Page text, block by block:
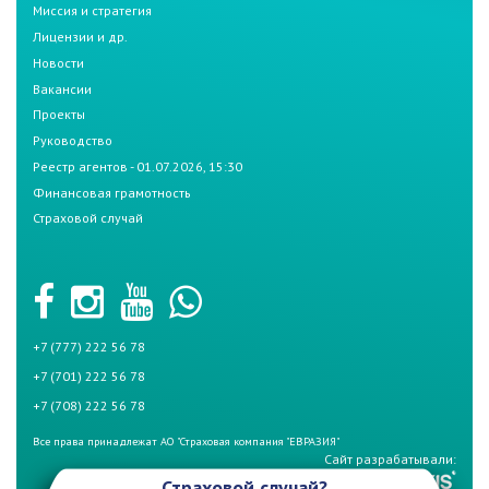
Миссия и стратегия
Лицензии и др.
Новости
Вакансии
Проекты
Руководство
Реестр агентов - 01.07.2026, 15:30
Финансовая грамотность
Страховой случай
+7 (777) 222 56 78
+7 (701) 222 56 78
+7 (708) 222 56 78
Все права принадлежат АО "Страховая компания "ЕВРАЗИЯ"
Сайт разрабатывали: